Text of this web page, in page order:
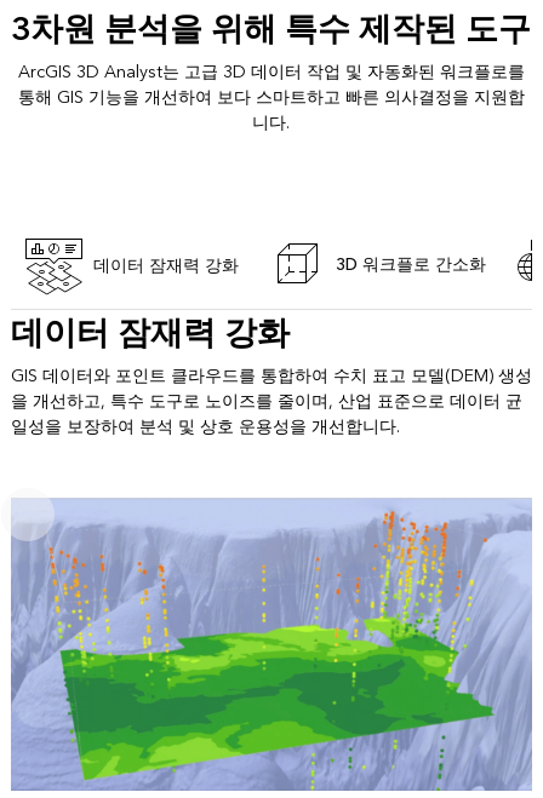
3차원 분석을 위해 특수 제작된 도구
ArcGIS 3D Analyst는 고급 3D 데이터 작업 및 자동화된 워크플로를
통해 GIS 기능을 개선하여 보다 스마트하고 빠른 의사결정을 지원합
니다.
데이터 잠재력 강화 3D 워크플로 간소화
데이터 잠재력 강화
GIS 데이터와 포인트 클라우드를 통합하여 수치 표고 모델(DEM) 생성
을 개선하고, 특수 도구로 노이즈를 줄이며, 산업 표준으로 데이터 균
일성을 보장하여 분석 및 상호 운용성을 개선합니다.